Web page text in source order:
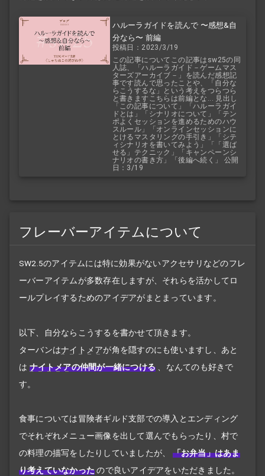
ハルーラガイドを読んで 〜感想&自
分なら〜 前編
投稿日：2023/3/19
この記事についてこの記事はsw25の同
人誌、「ハルーラガイド－ゲームマス
ターズアーカイブ－」を読んだ感想記
事です読んで思ったことや、「自分な
らこうするな」という考えをつらつら
と書きますこちらは前編とな... 見出し
「この記事について」「ハルーラガイ
ドとは」「シナリオについて」「テン
ポよくセッションを進めるためのハウ
スルール」「オンラインセッションに
とけるマスタリングの手引き」「シテ
ィシナリオを書いてみよう」「「選ば
せる」テクニック」「キャンペーンシ
ナリオの書き方」「後編へ続く」 公開
日：3/19
フレーバーアイテムについて
SW2.5のアイテムには特に効果がないアクセサリなどのフレ
ーバーアイテムが多数存在しますが、それらを活かしてロ
ールプレイするためのアイデアがまとまっています。
以下、自分ならこうするを書かせて頂きます。
ターバンはナイトメアが角を隠すのにも使いますし、あと
は ナイトメアの仲間が一緒につける
、なんてのも好きで
す。
食事については冒険者ギルド支部での導入とエンディング
でそれぞれメニュー画像を出して選んでもらったり、村で
の料理の描写をしたりしていましたが、
「お弁当」はあま
り考えていなかった ので良いアイデアをいただきました。